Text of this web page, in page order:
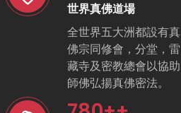
世界真佛道場
全世界五大洲都設有真
佛宗同修會，分堂，雷
藏寺及密教總會以協助
師佛弘揚真佛密法。